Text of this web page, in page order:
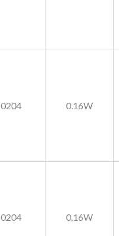
0204 0.16W
0204 0.16W